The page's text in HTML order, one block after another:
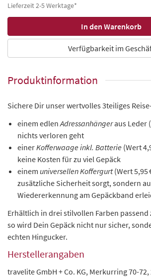
Lieferzeit 2-5 Werktage*
Verfügbarkeit im
Produktinformation
Sichere Dir unser wertvolles 3teiliges
einem edlen Adressanhängeraus Leder
nichts verloren geht
einerKofferwaage inkl. Batterie (Wert
keine Kosten für zu viel Gepäck
einem universellen Koffergurt(Wert 5,95
zusätzliche Sicherheit sorgt, sondern
Wiedererkennung am Gepäckband
Erhältlich in drei stilvollen Farben passend
so wird Dein Gepäck nicht nur sicher,
echten Hingucker.
Herstellerangaben
travelite GmbH + Co. KG, Merkurring 70-